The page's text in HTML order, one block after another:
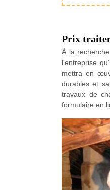
Prix
À la
l'entreprise
mettra en
durables et
travaux de
formulaire en